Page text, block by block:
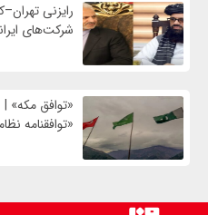
رایزنی
شرکت‌های
«توافق مکه» |
«توافقنامه